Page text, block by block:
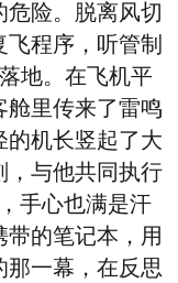
险。脱离风切
程序，听管制
地。在飞机平
舱里传来了雷鸣
的机长竖起了大
，与他共同执行
手心也满是汗
的笔记本，用
一幕，在反思